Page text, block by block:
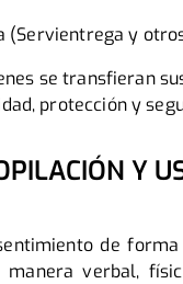
(Servientrega y
se transfieran
protección y
Y
de
verbal,